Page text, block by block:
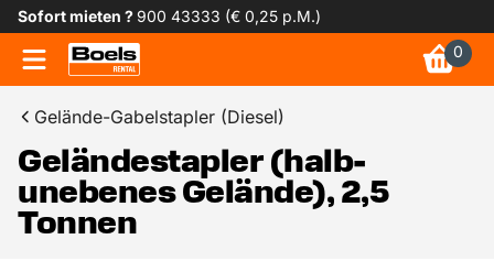
Sofort mieten ?900 43333 (€ 0,25 p.M.)
0
Gelände-Gabelstapler (Diesel)
Geländestapler (halb-
unebenes Gelände), 2,5
Tonnen